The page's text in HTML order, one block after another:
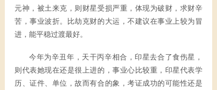
元神，被土来克，则财星受损严重，体现为破财，求财辛
苦，事业波折。比劫克财的大运，不建议在事业上较为冒
进，能平稳过渡最好。
今年为辛丑年，天干丙辛相合，印星去合了食伤星，
则代表她现在还是很上进的，事业心比较重，印星代表学
历、证件、单位，故而有合的象，考证成功的可能性还是